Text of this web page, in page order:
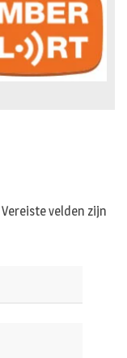
Vereiste velden zijn